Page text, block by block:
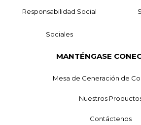
Responsabilidad Social
Sociales
MANTÉNGASE
Mesa de Generación de
Nuestros
Contáctenos